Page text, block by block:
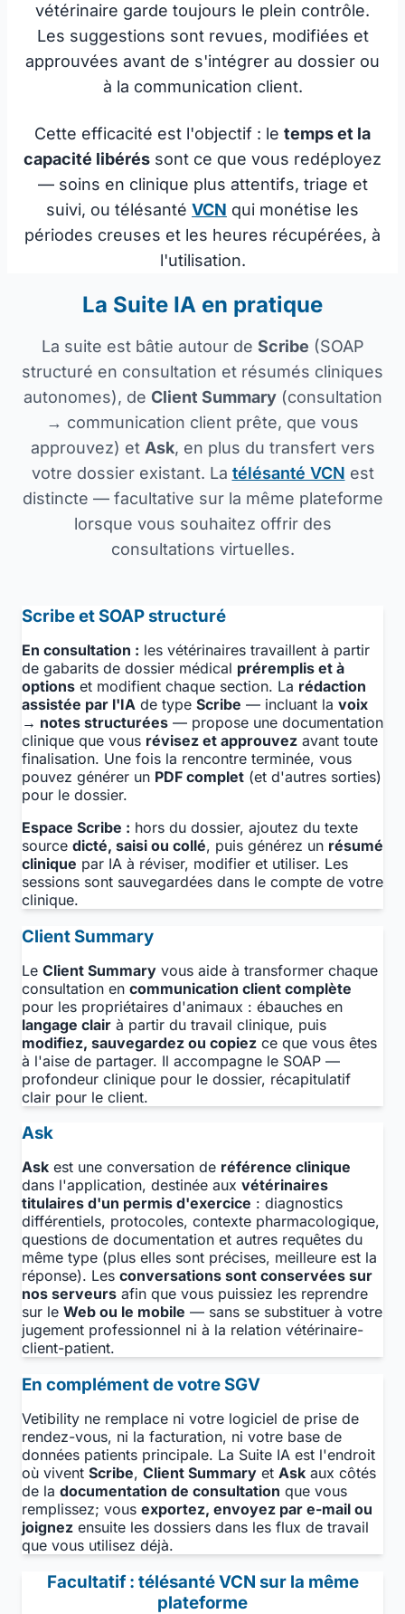
vétérinaire garde toujours le plein contrôle.
Les suggestions sont revues, modifiées et
approuvées avant de s'intégrer au dossier ou
à la communication client.
Cette efficacité est l'objectif : le temps et la
capacité libérés sont ce que vous redéployez
— soins en clinique plus attentifs, triage et
suivi, ou télésanté VCN qui monétise les
périodes creuses et les heures récupérées, à
l'utilisation.
La Suite IA en pratique
La suite est bâtie autour de Scribe (SOAP
structuré en consultation et résumés cliniques
autonomes), de Client Summary(consultation
→ communication client prête, que vous
approuvez) et Ask, en plus du transfert vers
votre dossier existant. La télésanté VCN est
distincte — facultative sur la même plateforme
lorsque vous souhaitez offrir des
consultations virtuelles.
Scribe et SOAP structuré
En consultation : les vétérinaires travaillent à partir
de gabarits de dossier médical préremplis et à
options et modifient chaque section. La rédaction
assistée par l'IA de type Scribe — incluant la voix
→ notes structurées — propose une documentation
clinique que vous révisez et approuvez avant toute
finalisation. Une fois la rencontre terminée, vous
pouvez générer un PDF complet (et d'autres sorties)
pour le dossier.
Espace Scribe : hors du dossier, ajoutez du texte
source dicté, saisi ou collé, puis générez un résumé
clinique par IA à réviser, modifier et utiliser. Les
sessions sont sauvegardées dans le compte de votre
clinique.
Client Summary
Le Client Summary vous aide à transformer chaque
consultation en communication client complète
pour les propriétaires d'animaux : ébauches en
langage clair à partir du travail clinique, puis
modifiez, sauvegardez ou copiez ce que vous êtes
à l'aise de partager. Il accompagne le SOAP —
profondeur clinique pour le dossier, récapitulatif
clair pour le client.
Ask
Ask est une conversation de référence clinique
dans l'application, destinée aux vétérinaires
titulaires d'un permis d'exercice : diagnostics
différentiels, protocoles, contexte pharmacologique,
questions de documentation et autres requêtes du
même type (plus elles sont précises, meilleure est la
réponse). Les conversations sont conservées sur
nos serveurs afin que vous puissiez les reprendre
sur le Web ou le mobile — sans se substituer à votre
jugement professionnel ni à la relation vétérinaire-
client-patient.
En complément de votre SGV
Vetibility ne remplace ni votre logiciel de prise de
rendez-vous, ni la facturation, ni votre base de
données patients principale. La Suite IA est l'endroit
où vivent Scribe, Client Summary et Ask aux côtés
de la documentation de consultation que vous
remplissez; vous exportez, envoyez par e-mail ou
joignez ensuite les dossiers dans les flux de travail
que vous utilisez déjà.
Facultatif : télésanté VCN sur la même
plateforme